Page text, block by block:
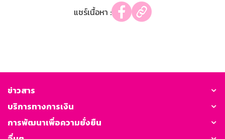
แชร์เนื้อหา :
ข่าวสาร
บริการทางการเงิน
การพัฒนาเพื่อความยั่งยืน